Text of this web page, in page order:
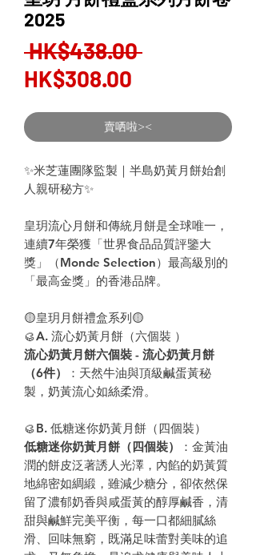
2025
HK$438.00 Regular
HK$308.00
Price
賣哂啦><
✨米芝蓮團隊監製｜半島奶黃月餅始創
人親研秘方✨
皇玥流心月餅和傳統月餅是全球唯一，
連續7年榮獲「世界食品品質評鑒大
獎」（Monde Selection）最高級別的
「最高金獎」的香港品牌。
🟡皇玥月餅禮盒系列🟡
🥮A. 流心奶黃月餅（六個裝 ）
流心奶黃月餅六個裝 - 流心奶黃月餅
（6件）
：天然牛油與頂級鹹蛋黃秘
製，奶黃流心如絲柔滑。
🥮B. 低糖迷你奶黃月餅（四個裝）
低糖迷你奶黃月餅（四個裝）
：金黃油
潤的餅皮泛著誘人光澤，內餡的奶黃質
地綿密如綢緞，雖減少糖分，卻依然保
留了濃郁奶香與咸蛋黃的醇厚鹹香，清
甜與鹹鮮完美平衡，每一口都細膩絲
滑、回味無窮，既滿足味蕾對美味的追